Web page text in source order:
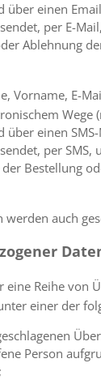
über einen
per E-
Ablehnung
Vorname, E-
einen
per
Bestellung
werden auch
Reihe von
einer der
Person